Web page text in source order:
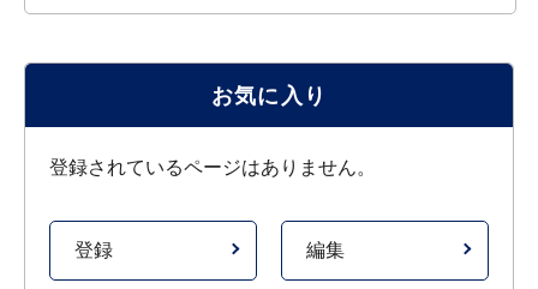
お気に入り
登録されているページはありません。
登録 編集